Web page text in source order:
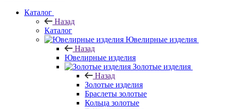
Каталог
Назад
Каталог
Ювелирные изделия
Назад
Ювелирные изделия
Золотые изделия
Назад
Золотые изделия
Браслеты золотые
Кольца золотые